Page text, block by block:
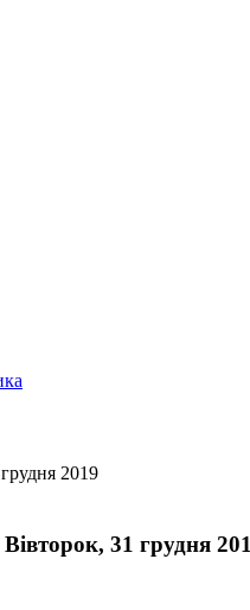
грудня 2019
Вівторок, 31 грудня